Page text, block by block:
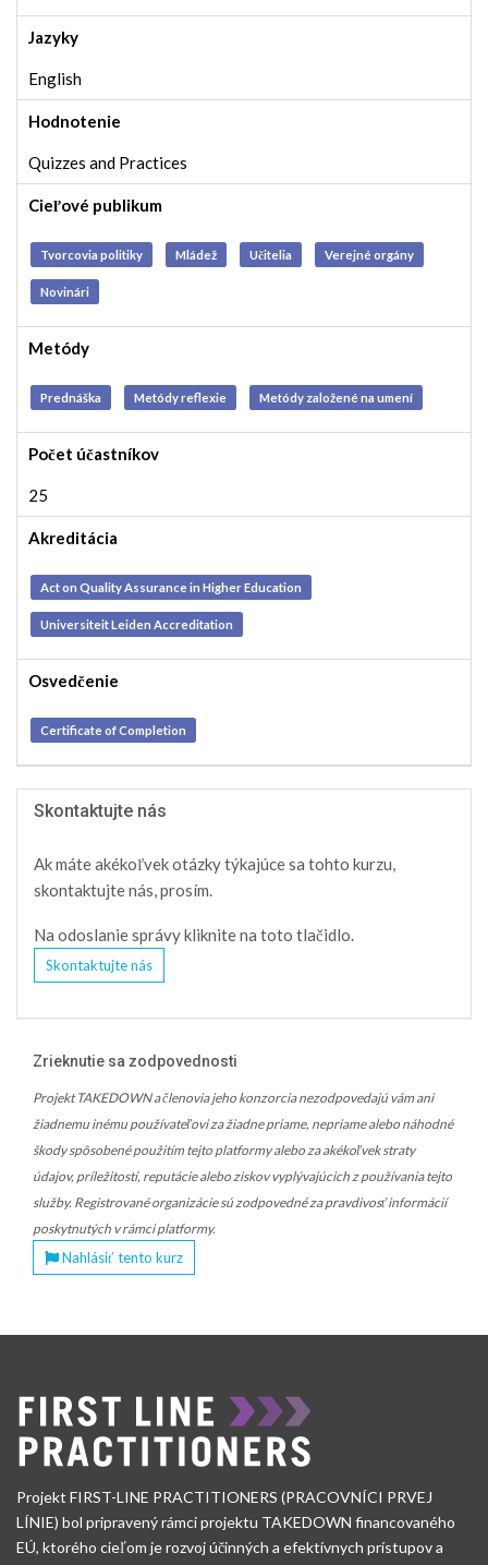
Jazyky
English
Hodnotenie
Quizzes and Practices
Cieľové publikum
Tvorcovia politiky Mládež Učitelia Verejné orgány
Novinári
Metódy
Prednáška Metódy reflexie Metódy založené na umení
Počet účastníkov
25
Akreditácia
Act on Quality Assurance in Higher Education
Universiteit Leiden Accreditation
Osvedčenie
Certificate of Completion
Skontaktujte nás
Ak máte akékoľvek otázky týkajúce sa tohto kurzu,
skontaktujte nás, prosím.
Na odoslanie správy kliknite na toto tlačidlo.
Skontaktujte nás
Zrieknutie sa zodpovednosti
Projekt TAKEDOWN a členovia jeho konzorcia nezodpovedajú vám ani
žiadnemu inému používateľovi za žiadne priame, nepriame alebo náhodné
škody spôsobené použitím tejto platformy alebo za akékoľvek straty
údajov, príležitostí, reputácie alebo ziskov vyplývajúcich z používania tejto
služby. Registrované organizácie sú zodpovedné za pravdivosť informácií
poskytnutých v rámci platformy.
Nahlásiť tento kurz
Projekt FIRST-LINE PRACTITIONERS (PRACOVNÍCI PRVEJ
LÍNIE) bol pripravený rámci projektu TAKEDOWN financovaného
EÚ, ktorého cieľom je rozvoj účinných a efektívnych prístupov a